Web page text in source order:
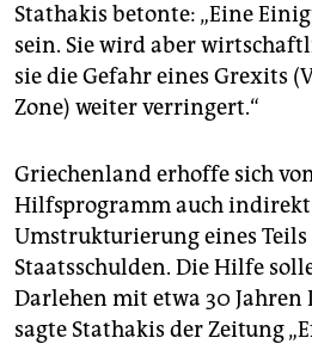
Stathakis betonte: „Eine
sein. Sie wird aber
sie die Gefahr eines Grexits
Zone) weiter verringert.“
Griechenland erhoffe sich
Hilfsprogramm auch
Umstrukturierung eines Teils
Staatsschulden. Die Hilfe
Darlehen mit etwa 30 Jahren
sagte Stathakis der Zeitung